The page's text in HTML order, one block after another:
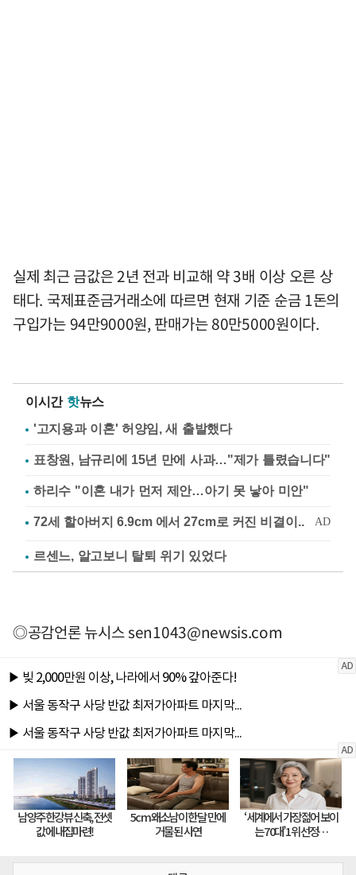
실제 최근 금값은 2년 전과 비교해 약 3배 이상 오른 상
태다. 국제표준금거래소에 따르면 현재 기준 순금 1돈의
구입가는 94만9000원, 판매가는 80만5000원이다.
이시간 핫뉴스
'고지용과 이혼' 허양임, 새 출발했다
표창원, 남규리에 15년 만에 사과…"제가 틀렸습니다"
하리수 "이혼 내가 먼저 제안…아기 못 낳아 미안"
르센느, 알고보니 탈퇴 위기 있었다
◎공감언론 뉴시스sen1043@newsis.com